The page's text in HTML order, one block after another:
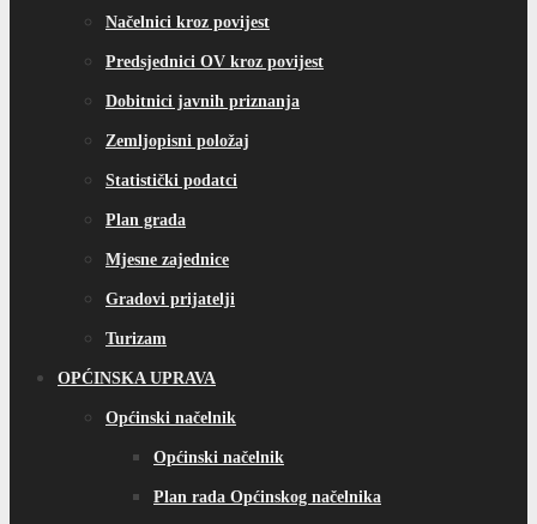
Načelnici kroz povijest
Predsjednici OV kroz povijest
Dobitnici javnih priznanja
Zemljopisni položaj
Statistički podatci
Plan grada
Mjesne zajednice
Gradovi prijatelji
Turizam
OPĆINSKA UPRAVA
Općinski načelnik
Općinski načelnik
Plan rada Općinskog načelnika